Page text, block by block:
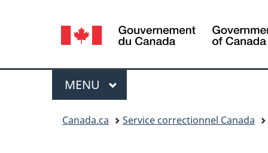
Sélection
de
la
langue
Menu
MENU PRINCIPAL
Canada.ca Service correctionnel Canada